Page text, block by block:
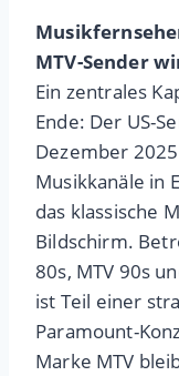
MTV-Sender
Ein zentrales
Ende: Der US-
Dezember
Musikkanäle in
das klassische
Bildschirm.
80s, MTV 90s
ist Teil einer
Paramount-
Marke MTV